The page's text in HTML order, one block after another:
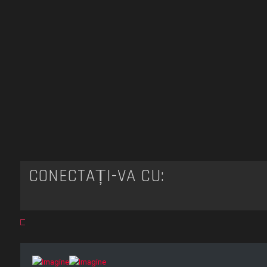
CONECTAȚI-VĂ CU: